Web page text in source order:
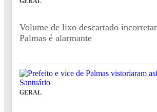
Volume de lixo descartado
Palmas é alarmante
GERAL